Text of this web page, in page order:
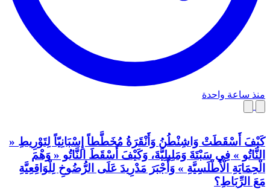
منذ ساعة واحدة
كَيْفَ أَسْقَطَتْ وَاشِنْطُنُ وَأَنْقَرَةُ مُخَطَّطاً إِسْبَانِيّاً لِتَوْرِيطِ «
النَّاتُو » فِي سَبْتَةَ وَمَلِيلِيَّةَ، وَكَيْفَ أَسْقَطَ النَّاتُو « وَهْمَ
الْحِمَايَةِ الْأَطْلَسِيَّةِ » وَأَجْبَرَ مَدْرِيدَ عَلَى الرُّضُوخِ لِلْوَاقِعِيَّةِ
مَعَ الرِّبَاطِ؟